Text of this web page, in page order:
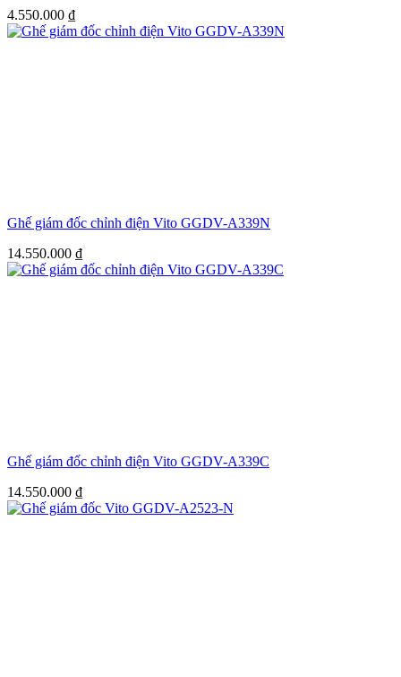
4.550.000 ₫
Ghế giám đốc chỉnh điện Vito GGDV-A339N
14.550.000 ₫
Ghế giám đốc chỉnh điện Vito GGDV-A339C
14.550.000 ₫